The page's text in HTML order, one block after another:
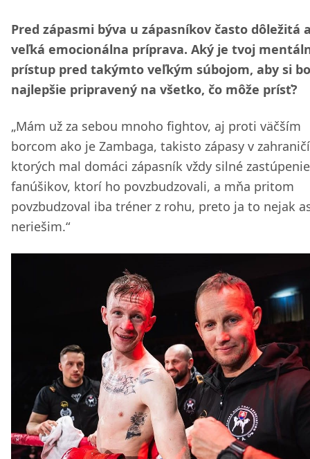
Pred zápasmi býva u zápasníkov často dôležitá
veľká emocionálna príprava. Aký je tvoj
prístup pred takýmto veľkým súbojom, aby si
najlepšie pripravený na všetko, čo môže prísť?
„Mám už za sebou mnoho fightov, aj proti väčším
borcom ako je Zambaga, takisto zápasy v
ktorých mal domáci zápasník vždy silné zastúpenie
fanúšikov, ktorí ho povzbudzovali, a mňa pritom
povzbudzoval iba tréner z rohu, preto ja to nejak
neriešim.“